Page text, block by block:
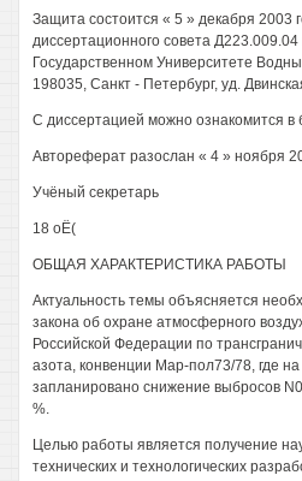
Защита состоится « 5 » декабря 2003
диссертационного совета
Государственном Университете
198035, Санкт - Петербург, уд.
С диссертацией можно ознакомится в
Автореферат разослан « 4 » ноября
Учёный секретарь
18 оЁ(
ОБЩАЯ ХАРАКТЕРИСТИКА РАБОТЫ
Актуальность темы объясняется
закона об охране атмосферного
Российской Федерации по
азота, конвенции Мар-пол73/78, где
запланировано снижение выбросов
%.
Целью работы является получение
технических и технологических